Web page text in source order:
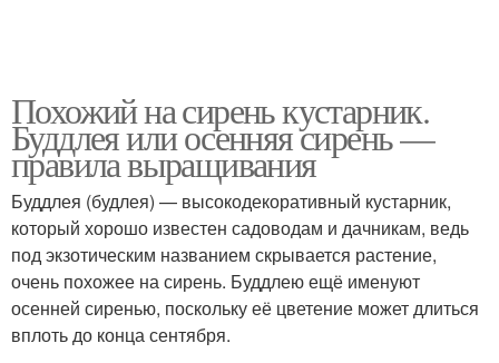
Похожий на сирень кустарник.
Буддлея или осенняя сирень —
правила выращивания
Буддлея (будлея) — высокодекоративный кустарник,
который хорошо известен садоводам и дачникам, ведь
под экзотическим названием скрывается растение,
очень похожее на сирень. Буддлею ещё именуют
осенней сиренью, поскольку её цветение может длиться
вплоть до конца сентября.